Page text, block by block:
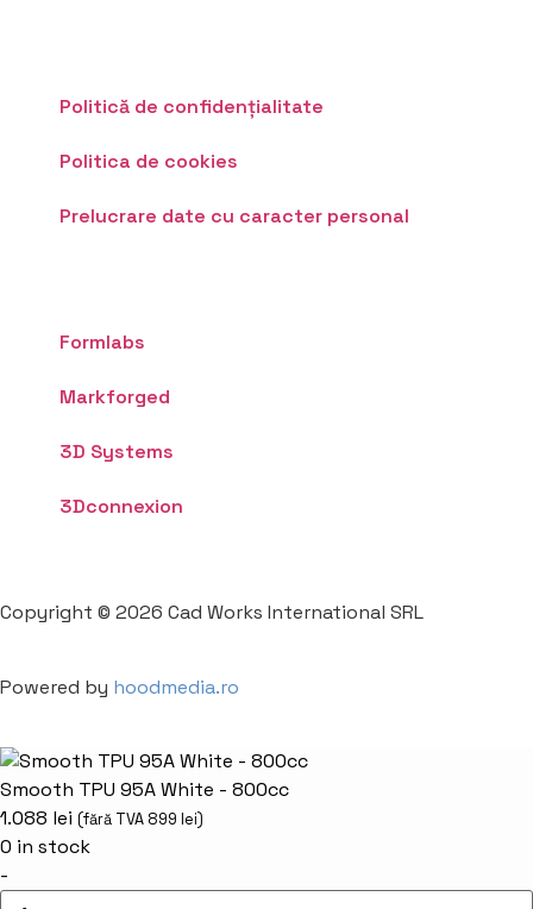
Politică de confidențialitate
Politica de cookies
Prelucrare date cu caracter personal
Formlabs
Markforged
3D Systems
3Dconnexion
Copyright © 2026 Cad Works International SRL
Powered by hoodmedia.ro
Smooth TPU 95A White - 800cc
1.088 lei (fără TVA 899 lei)
0 in stock
-